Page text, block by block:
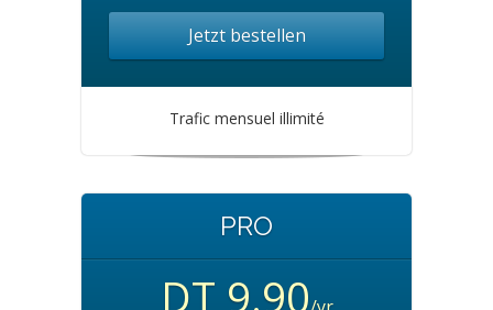
Jetzt bestellen
Trafic mensuel illimité
PRO
DT 9.90